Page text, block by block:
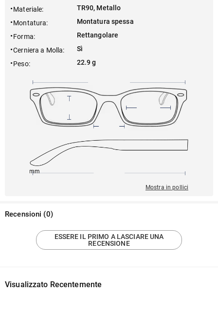
Materiale:
TR90, Metallo
Montatura:
Montatura spessa
Forma:
Rettangolare
Cerniera a Molla:
Sì
Peso: 22.9 g
145mm
Mostra in pollici
Recensioni (0)
ESSERE IL PRIMO A LASCIARE UNA
RECENSIONE
Visualizzato Recentemente